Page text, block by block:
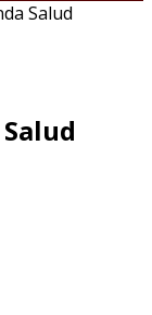
Salud